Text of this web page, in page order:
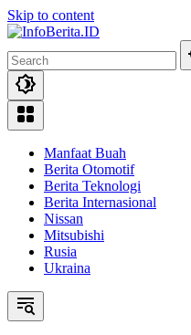
Skip to content
Manfaat Buah
Berita Otomotif
Berita Teknologi
Berita Internasional
Nissan
Mitsubishi
Rusia
Ukraina